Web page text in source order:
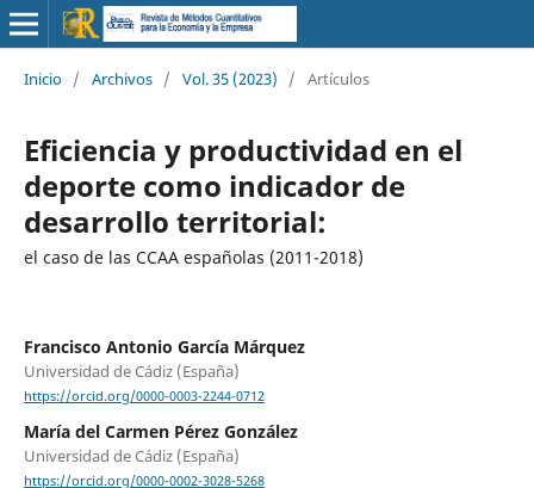
Inicio / Archivos / Vol. 35 (2023) / Artículos
Eficiencia y productividad en el
deporte como indicador de
desarrollo territorial:
el caso de las CCAA españolas (2011-2018)
Francisco Antonio García Márquez
Universidad de Cádiz (España)
https://orcid.org/0000-0003-2244-0712
María del Carmen Pérez González
Universidad de Cádiz (España)
https://orcid.org/0000-0002-3028-5268